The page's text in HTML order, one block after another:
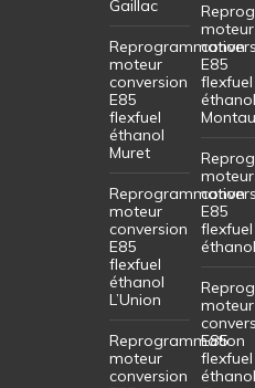
Gaillac
Reprogrammation
moteur
conversion
E85
flexfuel
éthanol
Muret
Reprogrammation
moteur
conversion
E85
flexfuel
éthanol
L’Union
Reprogrammation
moteur
conversion
moteur
E85
flexfuel
éthanol
moteur
E85
flexfuel
moteur
E85
flexfuel
éthanol